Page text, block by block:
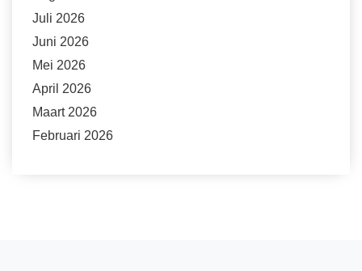
Juli 2026
Juni 2026
Mei 2026
April 2026
Maart 2026
Februari 2026